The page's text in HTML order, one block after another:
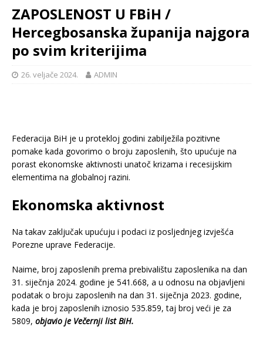
ZAPOSLENOST U FBiH /
Hercegbosanska županija najgora
po svim kriterijima
26. veljače 2024. ADMIN
Federacija BiH je u protekloj godini zabilježila pozitivne
pomake kada govorimo o broju zaposlenih, što upućuje na
porast ekonomske aktivnosti unatoč krizama i recesijskim
elementima na globalnoj razini.
Ekonomska aktivnost
Na takav zaključak upućuju i podaci iz posljednjeg izvješća
Porezne uprave Federacije.
Naime, broj zaposlenih prema prebivalištu zaposlenika na dan
31. siječnja 2024. godine je 541.668, a u odnosu na objavljeni
podatak o broju zaposlenih na dan 31. siječnja 2023. godine,
kada je broj zaposlenih iznosio 535.859, taj broj veći je za
5809, objavio je Večernji list BiH.